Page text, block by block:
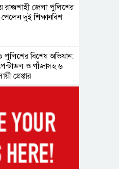
রাজশাহী জেলা পুলিশের
দুই শিক্ষানবিশ
পুলিশের বিশেষ অভিযান:
ও গাঁজাসহ ৬
গ্রেপ্তার
নেই: প্রধানমন্ত্রী
সমাপনী অনুষ্ঠান, ৬০
দিলেন সিটি